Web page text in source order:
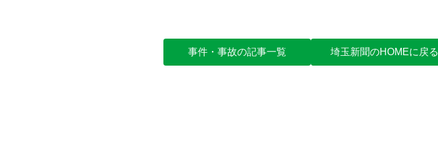
事件・事故の記事一覧 埼玉新聞のHOMEに戻る